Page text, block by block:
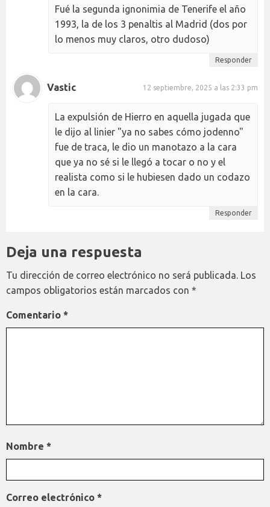
Fué la segunda ignonimia de Tenerife el año
1993, la de los 3 penaltis al Madrid (dos por
lo menos muy claros, otro dudoso)
Responder
Vastic 12 septiembre, 2025 a las 2:33 pm
La expulsión de Hierro en aquella jugada que
le dijo al linier "ya no sabes cómo jodenno"
fue de traca, le dio un manotazo a la cara
que ya no sé si le llegó a tocar o no y el
realista como si le hubiesen dado un codazo
en la cara.
Responder
Deja una respuesta
Tu dirección de correo electrónico no será publicada. Los
campos obligatorios están marcados con *
Comentario *
Nombre *
Correo electrónico *